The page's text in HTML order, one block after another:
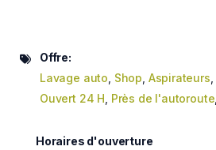
Offre:
Lavage auto Shop Aspirateurs
Ouvert 24 H Près de l'autoroute
Horaires d'ouverture